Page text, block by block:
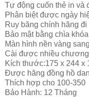
Tự động cuốn thẻ in và
Phân biệt được ngày
Ruy băng chính hãng
Bảo mật bằng chìa
Màn hình nền vàng
Cài được nhiều
Kích thước:175 x 244 x
Được hãng đồng hồ
Thích hợp cho 100-350
Bảo Hành: 12 Tháng